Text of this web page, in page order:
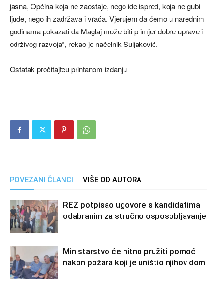
jasna, Općina koja ne zaostaje, nego ide ispred, koja ne gubi
ljude, nego ih zadržava i vraća. Vjerujem da ćemo u narednim
godinama pokazati da Maglaj može biti primjer dobre uprave i
održivog razvoja“, rekao je načelnik Suljaković.
Ostatak pročitajteu printanom izdanju
POVEZANI ČLANCI VIŠE OD AUTORA
REZ potpisao ugovore s kandidatima
odabranim za stručno osposobljavanje
Ministarstvo će hitno pružiti pomoć
nakon požara koji je uništio njihov dom